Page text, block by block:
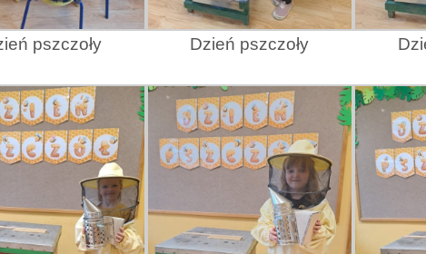
pszczoły Dzień pszczoły